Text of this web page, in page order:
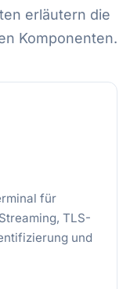
erläutern die
Komponenten.
für
TLS-
und